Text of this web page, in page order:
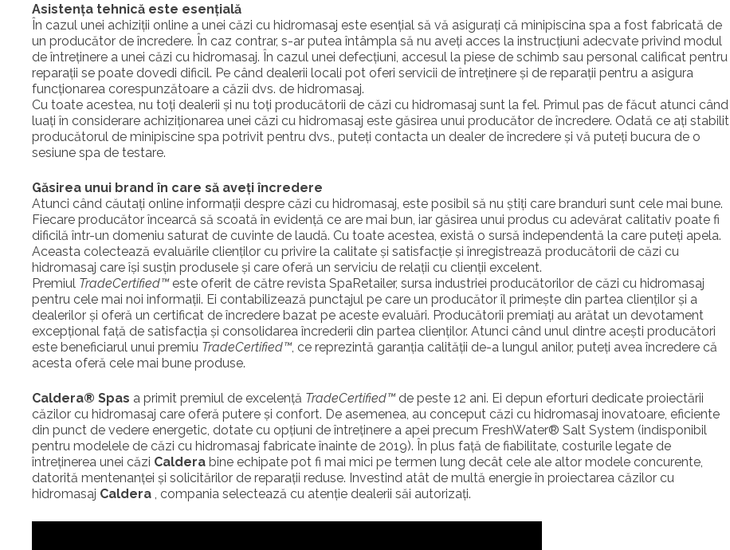
Asistența tehnică este esențială
În cazul unei achiziții online a unei căzi cu hidromasaj este esențial să vă asigurați că minipiscina spa a fost fabricată de
un producător de încredere. În caz contrar, s-ar putea întâmpla să nu aveți acces la instrucțiuni adecvate privind modul
de întreținere a unei căzi cu hidromasaj. În cazul unei defecțiuni, accesul la piese de schimb sau personal calificat pentru
reparații se poate dovedi dificil. Pe când dealerii locali pot oferi servicii de întreținere și de reparații pentru a asigura
funcționarea corespunzătoare a căzii dvs. de hidromasaj.
Cu toate acestea, nu toți dealerii și nu toți producătorii de căzi cu hidromasaj sunt la fel. Primul pas de făcut atunci când
luați în considerare achiziționarea unei căzi cu hidromasaj este găsirea unui producător de încredere. Odată ce ați stabilit
producătorul de minipiscine spa potrivit pentru dvs., puteți contacta un dealer de încredere și vă puteți bucura de o
sesiune spa de testare.
Găsirea unui brand în care să aveți încredere
Atunci când căutați online informații despre căzi cu hidromasaj, este posibil să nu știți care branduri sunt cele mai bune.
Fiecare producător încearcă să scoată în evidență ce are mai bun, iar găsirea unui produs cu adevărat calitativ poate fi
dificilă într-un domeniu saturat de cuvinte de laudă. Cu toate acestea, există o sursă independentă la care puteți apela.
Aceasta colectează evaluările clienților cu privire la calitate și satisfacție și înregistrează producătorii de căzi cu
hidromasaj care își susțin produsele și care oferă un serviciu de relații cu clienții excelent.
Premiul TradeCertified™este oferit de către revista SpaRetailer, sursa industriei producătorilor de căzi cu hidromasaj
pentru cele mai noi informații. Ei contabilizează punctajul pe care un producător îl primește din partea clienților și a
dealerilor și oferă un certificat de încredere bazat pe aceste evaluări. Producătorii premiați au arătat un devotament
excepțional față de satisfacția și consolidarea încrederii din partea clienților. Atunci când unul dintre acești producători
este beneficiarul unui premiu TradeCertified™, ce reprezintă garanția calității de-a lungul anilor, puteți avea încredere că
acesta oferă cele mai bune produse.
Caldera® Spas a primit premiul de excelență TradeCertified™de peste 12 ani. Ei depun eforturi dedicate proiectării
căzilor cu hidromasaj care oferă putere și confort. De asemenea, au conceput căzi cu hidromasaj inovatoare, eficiente
din punct de vedere energetic, dotate cu opțiuni de întreținere a apei precum FreshWater® Salt System (indisponibil
pentru modelele de căzi cu hidromasaj fabricate înainte de 2019). În plus față de fiabilitate, costurile legate de
întreținerea unei căzi Caldera bine echipate pot fi mai mici pe termen lung decât cele ale altor modele concurente,
datorită mentenanței și solicitărilor de reparații reduse. Investind atât de multă energie în proiectarea căzilor cu
hidromasaj Caldera , compania selectează cu atenție dealerii săi autorizați.